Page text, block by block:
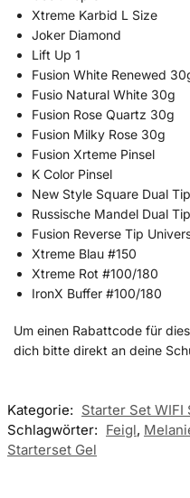
Xtreme Karbid L Size
Joker Diamond
Lift Up 1
Fusion White Renewed
Fusio Natural White 30g
Fusion Rose Quartz 30g
Fusion Milky Rose 30g
Fusion Xrteme Pinsel
K Color Pinsel
New Style Square Dual Tip
Russische Mandel Dual Tip
Fusion Reverse Tip
Xtreme Blau #150
Xtreme Rot #100/180
IronX Buffer #100/180
Um einen Rabattcode für
dich bitte direkt an deine
Kategorie: Starter Set WIFI
Schlagwörter: Feigl,
Starterset Gel